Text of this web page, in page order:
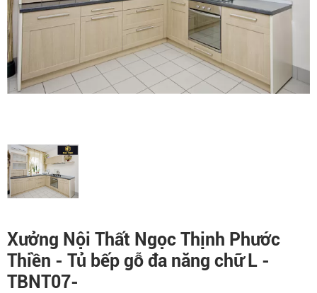
Xưởng Nội Thất Ngọc Thịnh Phước
Thiền - Tủ bếp gỗ đa năng chữ L -
TBNT07-